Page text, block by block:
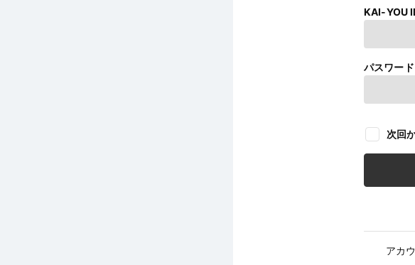
KAI-YOU
パスワード
次回
アカ